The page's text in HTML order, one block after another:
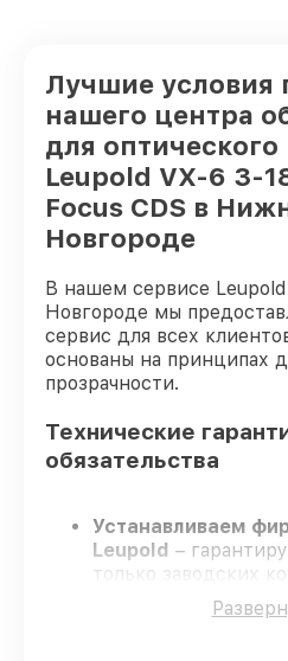
Лучшие условия
нашего центра
для
Leupold VX-6 3-
Focus CDS в
Новгороде
В нашем сервисе
Новгороде мы
сервис для всех
основаны на принципах
прозрачности.
Технические
обязательства
Устанавливаем
Leupold –
только заводских
проходят строгий